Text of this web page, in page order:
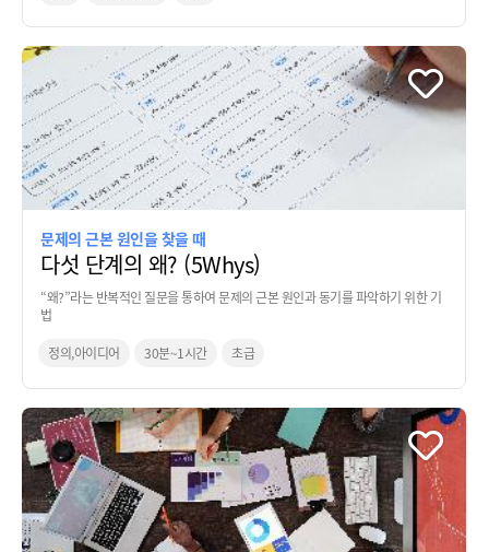
문제의 근본 원인을 찾을 때
다섯 단계의 왜? (5Whys)
“왜?”라는 반복적인 질문을 통하여 문제의 근본 원인과 동기를 파악하기 위한 기
법
정의,아이디어 30분~1시간 초급